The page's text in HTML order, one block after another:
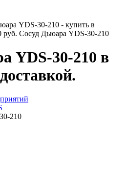
YDS-30-210 - купить в
руб. Сосуд Дьюара YDS-30-210
YDS-30-210 в
210